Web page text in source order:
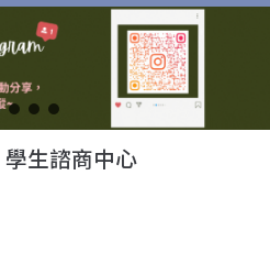
學生諮商中心